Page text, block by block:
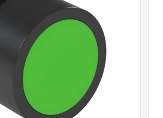
simples e rápida.
destaca-se a
marcas do mercado,
de adquirir controles
Além disso, oferece
essenciais do ar-
conforto, economia e